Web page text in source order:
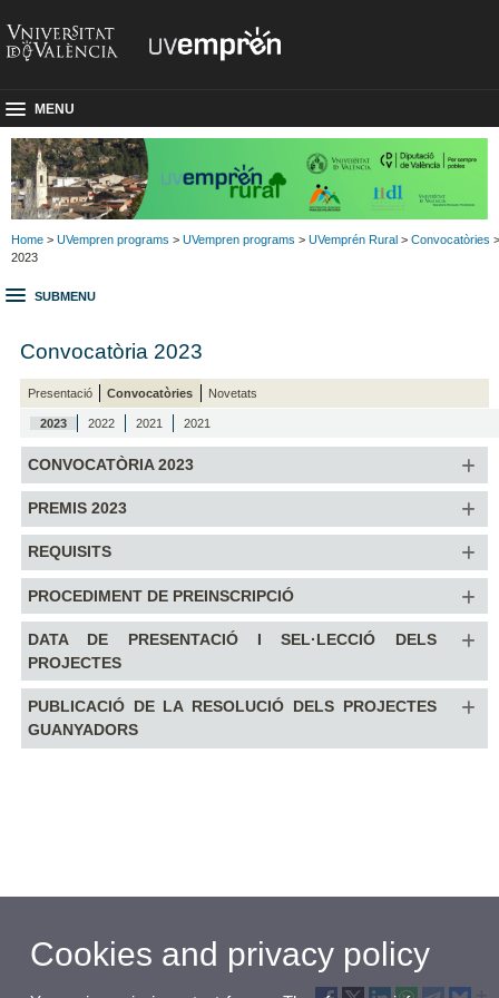
MENU
Home > UVempren programs > UVempren programs > UVemprén Rural > Convocatòries >
2023
SUBMENU
Convocatòria 2023
Presentació Convocatòries Novetats
2023 2022 2021 2021
CONVOCATÒRIA 2023
PREMIS 2023
REQUISITS
PROCEDIMENT DE PREINSCRIPCIÓ
DATA DE PRESENTACIÓ I SEL·LECCIÓ DELS
PROJECTES
PUBLICACIÓ DE LA RESOLUCIÓ DELS PROJECTES
GUANYADORS
Cookies and privacy policy